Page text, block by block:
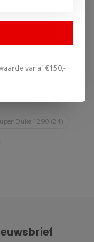
Super Duke
2024)
sterke
race-ziel,
Duke 1290 (24)
vanaf €150,-